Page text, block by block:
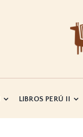
LIBROS PERÚ II